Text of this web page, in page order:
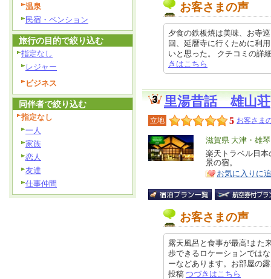
お客さまの声
夕食の鉄板焼は美味、お寺
回、延暦寺に行くために利
いと思った。 クチコミの
きはこちら
里湯昔話 雄山荘
立地 5 お客さま
エ
リ
ア
滋賀県 大津・雄
特
徴
楽天トラベル日
景の宿。
お気に入りに
お客さまの声
露天風呂と食事が最高!また
歩できるロケーションでは
ーなどあります。お部屋の
投稿 つづきはこちら
温泉
民宿・ペンション
旅行の目的で絞り込む
指定なし
レジャー
ビジネス
同伴者で絞り込む
指定なし
一人
家族
恋人
友達
仕事仲間